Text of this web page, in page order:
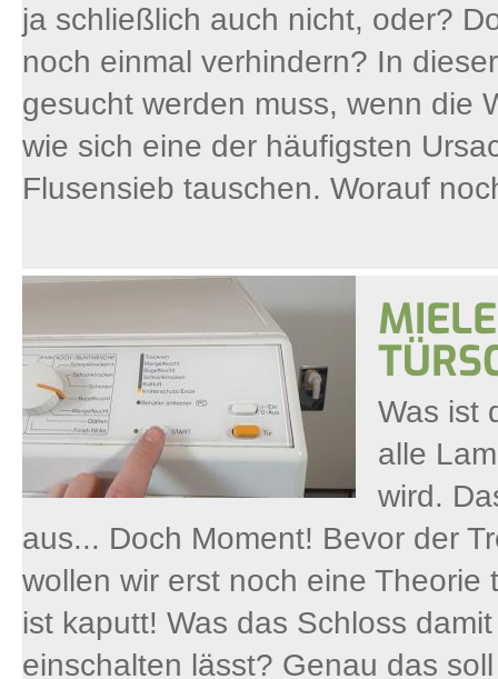
ja schließlich auch nicht, oder?
noch einmal verhindern? In
gesucht werden muss, wenn die
wie sich eine der häufigsten
Flusensieb tauschen. Worauf
Was ist
alle
wird.
aus... Doch Moment! Bevor der
wollen wir erst noch eine
ist kaputt! Was das Schloss
einschalten lässt? Genau das